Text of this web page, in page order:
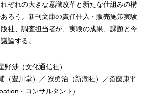
ぞれの大きな意識改革と新たな仕組みの構
ろう。新刊文庫の責任仕入・販売施策実験
社、調査担当者が、実験の成果、課題と今
論する。
野渉（文化通信社）
（豊川堂）／ 寮勇治（新潮社）／斎藤康平
・コンサルタント)